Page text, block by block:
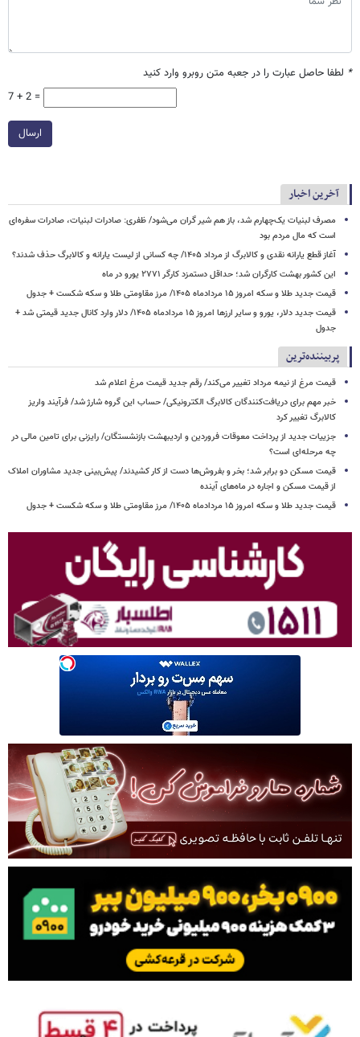
* لطفا حاصل عبارت را در جعبه متن روبرو وارد کنید
7 + 2 =
ارسال
آخرین اخبار
مصرف لبنیات یک‌چهارم شد، باز هم شیر گران می‌شود/ ظفری: صادرات لبنیات، صادرات سفره‌ای
است که مال مردم بود
آغاز قطع یارانه نقدی و کالابرگ از مرداد ۱۴۰۵/ چه کسانی از لیست یارانه و کالابرگ حذف شدند؟
این کشور بهشت کارگران شد؛ حداقل دستمزد کارگر ۲۷۷۱ یورو در ماه
قیمت جدید طلا و سکه امروز ۱۵ مردادماه ۱۴۰۵/ مرز مقاومتی طلا و سکه شکست + جدول
قیمت جدید دلار، یورو و سایر ارزها امروز ۱۵ مردادماه ۱۴۰۵/ دلار وارد کانال جدید قیمتی شد +
جدول
پربیننده‌ترین
قیمت مرغ از نیمه مرداد تغییر می‌کند/ رقم جدید قیمت مرغ اعلام شد
خبر مهم برای دریافت‌کنندگان کالابرگ الکترونیکی/ حساب این گروه شارژ شد/ فرآیند واریز
کالابرگ تغییر کرد
جزییات جدید از پرداخت معوقات فروردین و اردیبهشت بازنشستگان/ رایزنی برای تامین مالی در
چه مرحله‌ای است؟
قیمت مسکن دو برابر شد؛ بخر و بفروش‌ها دست از کار کشیدند/ پیش‌بینی جدید مشاوران املاک
از قیمت مسکن و اجاره‌ در ماه‌های آینده
قیمت جدید طلا و سکه امروز ۱۵ مردادماه ۱۴۰۵/ مرز مقاومتی طلا و سکه شکست + جدول